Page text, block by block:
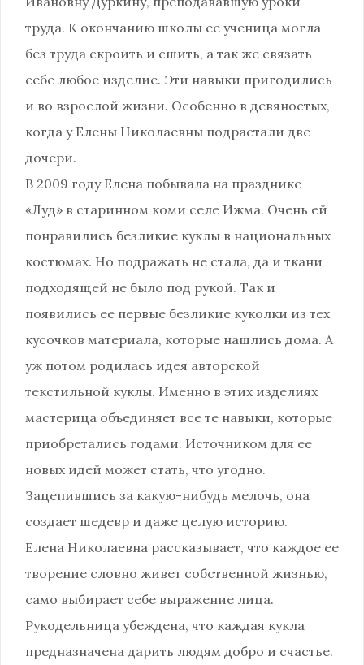
труда. К окончанию школы ее ученица могла
без труда скроить и сшить, а так же связать
себе любое изделие. Эти навыки пригодились
и во взрослой жизни. Особенно в девяностых,
когда у Елены Николаевны подрастали две
дочери.
В 2009 году Елена побывала на празднике
«Луд» в старинном коми селе Ижма. Очень ей
понравились безликие куклы в национальных
костюмах. Но подражать не стала, да и ткани
подходящей не было под рукой. Так и
появились ее первые безликие куколки из тех
кусочков материала, которые нашлись дома. А
уж потом родилась идея авторской
текстильной куклы. Именно в этих изделиях
мастерица объединяет все те навыки, которые
приобретались годами. Источником для ее
новых идей может стать, что угодно.
Зацепившись за какую-нибудь мелочь, она
создает шедевр и даже целую историю.
Елена Николаевна рассказывает, что каждое ее
творение словно живет собственной жизнью,
само выбирает себе выражение лица.
Рукодельница убеждена, что каждая кукла
предназначена дарить людям добро и счастье.